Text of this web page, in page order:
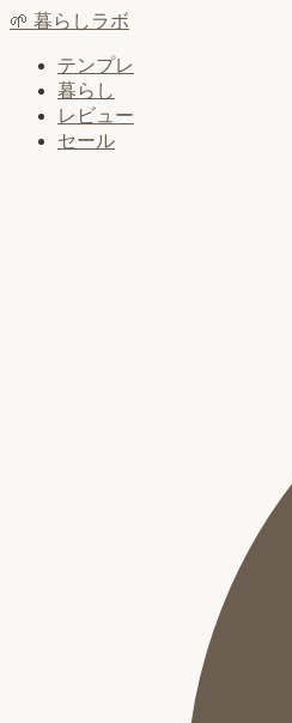
🌱 暮らしラボ
テンプレ
暮らし
レビュー
セール